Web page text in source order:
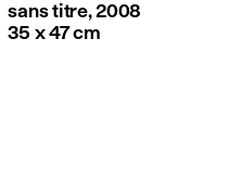
sans titre, 2008
35 x 47 cm